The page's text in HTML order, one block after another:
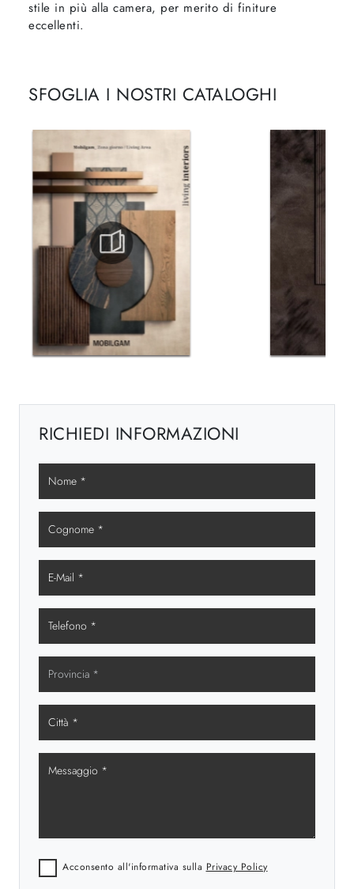
stile in più alla camera, per merito di finiture
eccellenti.
SFOGLIA I NOSTRI CATALOGHI
RICHIEDI INFORMAZIONI
Acconsento all'informativa sulla Privacy Policy